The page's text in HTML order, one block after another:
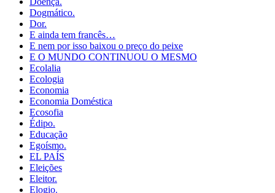
Dogmático.
Dor.
E ainda tem francês…
E nem por isso baixou o preço do peixe
E O MUNDO CONTINUOU O MESMO
Ecolalia
Ecologia
Economia
Economia Doméstica
Ecosofia
Édipo.
Educação
Egoísmo.
EL PAÍS
Eleições
Eleitor.
Elogio.